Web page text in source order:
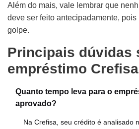
Além do mais, vale lembrar que
deve ser feito antecipadamente,
golpe.
Principais dúvidas
empréstimo Crefisa
Quanto tempo leva para o
aprovado?
Na Crefisa, seu crédito é analisado